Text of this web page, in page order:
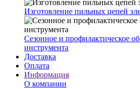
Изготовление пильных цепей
Сезонное и профилактическое
инструмента
Доставка
Оплата
Информация
О компании